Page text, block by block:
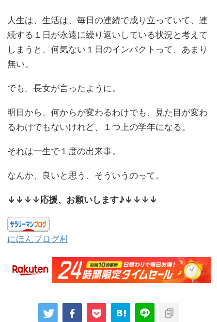
人生は、生活は、毎日の連続で成り立っていて、連
続する１日が永遠に繰り返いしている状況と考えて
しまうと、何気ない１日のインパクトって、あまり
無い。
でも、長女が言ったように。
明日から、何からが変わるわけでも、見た目が変わ
るわけでもないけれど、１つ上の学年になる。
それは一生で１度の出来事。
なんか、良いと思う、そういうのって。
↓↓↓↓応援、お願いします♪↓↓↓↓
にほんブログ村